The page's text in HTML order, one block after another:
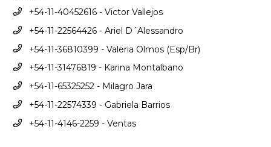
+54-11-40452616 - Victor Vallejos
+54-11-22564426 - Ariel D´Alessandro
+54-11-36810399 - Valeria Olmos (Esp/Br)
+54-11-31476819 - Karina Montalbano
+54-11-65325252 - Milagro Jara
+54-11-22574339 - Gabriela Barrios
+54-11-4146-2259 - Ventas